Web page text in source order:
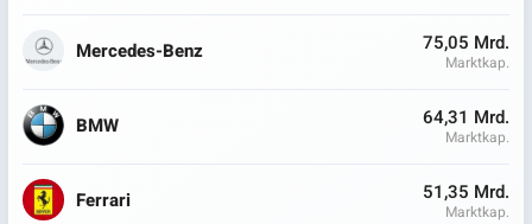
Mercedes-Benz 75,05 Mrd.
Marktkap.
BMW 64,31 Mrd.
Marktkap.
Ferrari 51,35 Mrd.
Marktkap.